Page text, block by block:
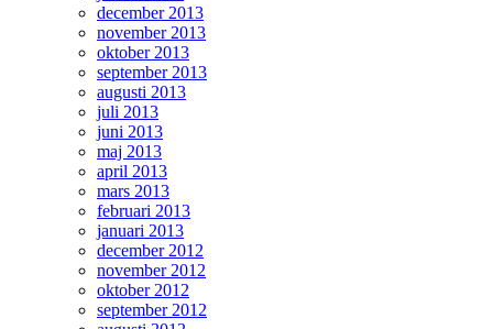
december 2013
november 2013
oktober 2013
september 2013
augusti 2013
juli 2013
juni 2013
maj 2013
april 2013
mars 2013
februari 2013
januari 2013
december 2012
november 2012
oktober 2012
september 2012